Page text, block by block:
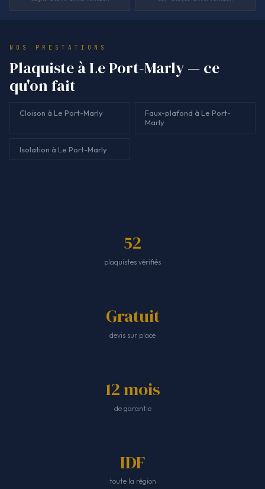
NOS PRESTATIONS
Plaquiste à Le Port-Marly — ce
qu'on fait
Cloison à Le Port-Marly
Faux-plafond à Le Port-
Marly
Isolation à Le Port-Marly
52
plaquistes vérifiés
Gratuit
devis sur place
12 mois
de garantie
IDF
toute la région